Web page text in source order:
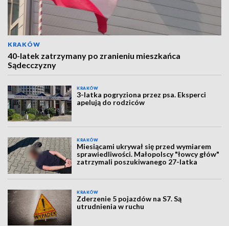
KRAKÓW
40-latek zatrzymany po zranieniu mieszkańca
Sądecczyzny
KRAKÓW
3-latka pogryziona przez psa. Eksperci
apelują do rodziców
KRAKÓW
Miesiącami ukrywał się przed wymiarem
sprawiedliwości. Małopolscy "łowcy głów"
zatrzymali poszukiwanego 27-latka
KRAKÓW
Zderzenie 5 pojazdów na S7. Są
utrudnienia w ruchu